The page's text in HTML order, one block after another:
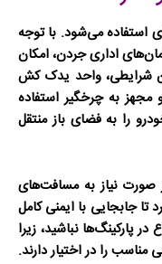
استفاده می‌شود. با توجه
اداری جردن، امکان
شرایطی، واحد یدک کش
مجهز به چرخگیر استفاده
را به فضای باز منتقل
نیاز به مسافت‌های
تا جابجایی با ایمنی کامل
پارکینگ‌ها نباشید، زیرا
را در اختیار دارند.